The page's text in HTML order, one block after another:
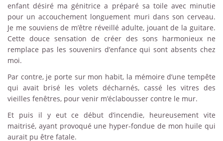
enfant désiré ma génitrice a préparé sa toile avec minutie
pour un accouchement longuement muri dans son cerveau.
Je me souviens de m’être réveillé adulte, jouant de la guitare.
Cette douce sensation de créer des sons harmonieux ne
remplace pas les souvenirs d’enfance qui sont absents chez
moi.
Par contre, je porte sur mon habit, la mémoire d’une tempête
qui avait brisé les volets décharnés, cassé les vitres des
vieilles fenêtres, pour venir m’éclabousser contre le mur.
Et puis il y eut ce début d’incendie, heureusement vite
maitrisé, ayant provoqué une hyper-fondue de mon huile qui
aurait pu être fatale.